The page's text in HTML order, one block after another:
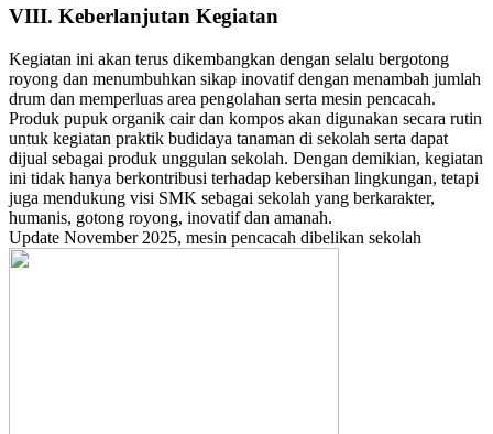
VIII. Keberlanjutan Kegiatan
Kegiatan ini akan terus dikembangkan dengan selalu bergotong
royong dan menumbuhkan sikap inovatif dengan menambah jumlah
drum dan memperluas area pengolahan serta mesin pencacah.
Produk pupuk organik cair dan kompos akan digunakan secara rutin
untuk kegiatan praktik budidaya tanaman di sekolah serta dapat
dijual sebagai produk unggulan sekolah. Dengan demikian, kegiatan
ini tidak hanya berkontribusi terhadap kebersihan lingkungan, tetapi
juga mendukung visi SMK sebagai sekolah yang berkarakter,
humanis, gotong royong, inovatif dan amanah.
Update November 2025, mesin pencacah dibelikan sekolah